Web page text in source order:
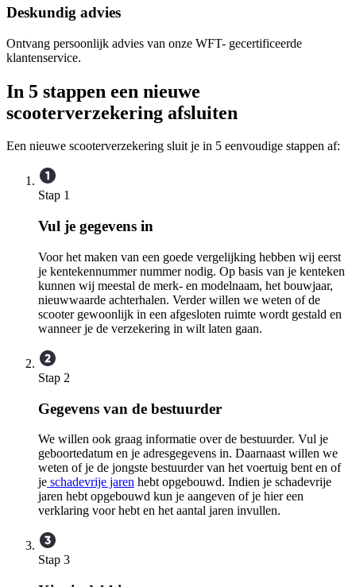
Deskundig advies
Ontvang persoonlijk advies van onze WFT- gecertificeerde
klantenservice.
In 5 stappen een nieuwe
scooterverzekering afsluiten
Een nieuwe scooterverzekering sluit je in 5 eenvoudige stappen af:
Stap 1
Vul je gegevens in
Voor het maken van een goede vergelijking hebben wij eerst
je kentekennummer nummer nodig. Op basis van je kenteken
kunnen wij meestal de merk- en modelnaam, het bouwjaar,
nieuwwaarde achterhalen. Verder willen we weten of de
scooter gewoonlijk in een afgesloten ruimte wordt gestald en
wanneer je de verzekering in wilt laten gaan.
Stap 2
Gegevens van de bestuurder
We willen ook graag informatie over de bestuurder. Vul je
geboortedatum en je adresgegevens in. Daarnaast willen we
weten of je de jongste bestuurder van het voertuig bent en of
je schadevrije jaren hebt opgebouwd. Indien je schadevrije
jaren hebt opgebouwd kun je aangeven of je hier een
verklaring voor hebt en het aantal jaren invullen.
Stap 3